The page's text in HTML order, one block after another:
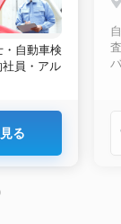
自動車検
員・アル
る